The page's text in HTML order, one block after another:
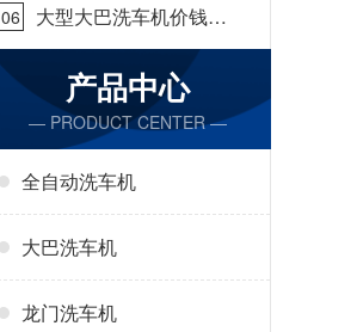
06
大型大巴洗车机价钱怎
么样[隆茂鑫晟]
产品中心
— PRODUCT CENTER —
全自动洗车机
大巴洗车机
龙门洗车机